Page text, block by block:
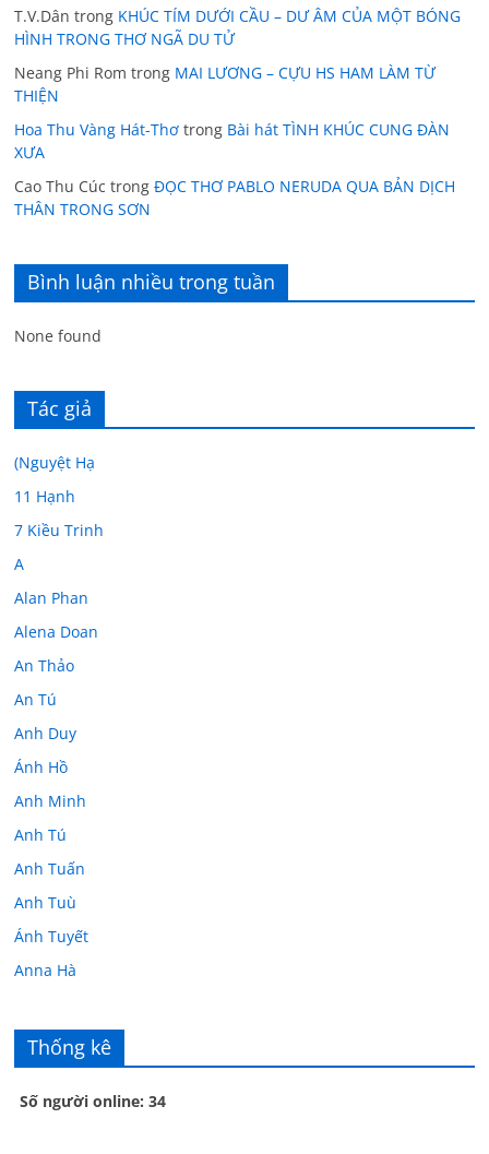
T.V.Dân trong KHÚC TÍM DƯỚI CẦU – DƯ ÂM CỦA MỘT BÓNG
HÌNH TRONG THƠ NGÃ DU TỬ
Neang Phi Rom trong MAI LƯƠNG – CỰU HS HAM LÀM TỪ
THIỆN
Hoa Thu Vàng Hát-Thơ trong Bài hát TÌNH KHÚC CUNG ĐÀN
XƯA
Cao Thu Cúc trongĐỌC THƠ PABLO NERUDA QUA BẢN DỊCH
THÂN TRONG SƠN
Bình luận nhiều trong tuần
None found
Tác giả
(Nguyệt Hạ
11 Hạnh
7 Kiều Trinh
A
Alan Phan
Alena Doan
An Thảo
An Tú
Anh Duy
Ánh Hồ
Anh Minh
Anh Tú
Anh Tuấn
Anh Tuù
Ánh Tuyết
Anna Hà
Âu Tú Vân
Bác sĩ Hoa
Bác sĩ Stephen Mak
Thống kê
Số người online: 34